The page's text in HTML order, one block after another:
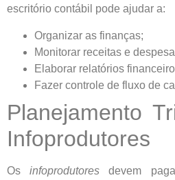
escritório contábil pode ajudar a:
Organizar as finanças;
Monitorar receitas e
Elaborar relatórios
Fazer controle de fluxo de
Planejamento
Infoprodutores
Osinfoprodutores devem